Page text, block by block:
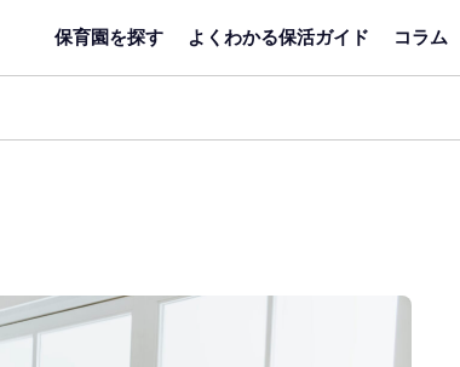
保育園を探す よくわかる保活ガイド コラム